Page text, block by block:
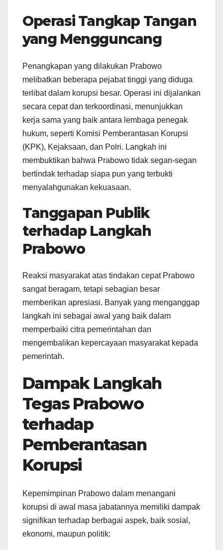
Operasi Tangkap Tangan
yang Mengguncang
Penangkapan yang dilakukan Prabowo
melibatkan beberapa pejabat tinggi yang diduga
terlibat dalam korupsi besar. Operasi ini dijalankan
secara cepat dan terkoordinasi, menunjukkan
kerja sama yang baik antara lembaga penegak
hukum, seperti Komisi Pemberantasan Korupsi
(KPK), Kejaksaan, dan Polri. Langkah ini
membuktikan bahwa Prabowo tidak segan-segan
bertindak terhadap siapa pun yang terbukti
menyalahgunakan kekuasaan.
Tanggapan Publik
terhadap Langkah
Prabowo
Reaksi masyarakat atas tindakan cepat Prabowo
sangat beragam, tetapi sebagian besar
memberikan apresiasi. Banyak yang menganggap
langkah ini sebagai awal yang baik dalam
memperbaiki citra pemerintahan dan
mengembalikan kepercayaan masyarakat kepada
pemerintah.
Dampak Langkah
Tegas Prabowo
terhadap
Pemberantasan
Korupsi
Kepemimpinan Prabowo dalam menangani
korupsi di awal masa jabatannya memiliki dampak
signifikan terhadap berbagai aspek, baik sosial,
ekonomi, maupun politik: